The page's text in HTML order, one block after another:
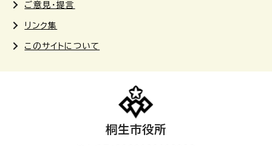
ご意見・提言
リンク集
このサイトについて
桐生市役所